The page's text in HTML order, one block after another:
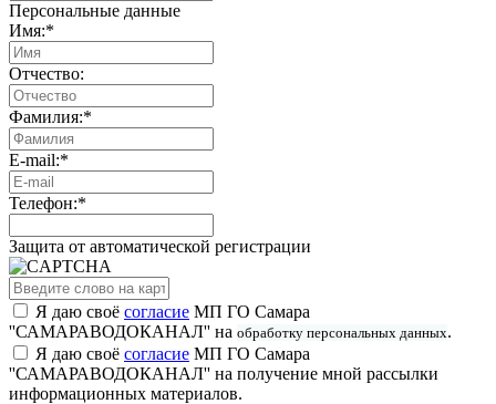
Персональные данные
Имя:*
Отчество:
Фамилия:*
E-mail:*
Телефон:*
Защита от автоматической регистрации
Я даю своё согласие МП ГО Самара
''САМАРАВОДОКАНАЛ'' на обработку персональных данных.
Я даю своё согласие МП ГО Самара
''САМАРАВОДОКАНАЛ'' на получение мной рассылки
информационных материалов.